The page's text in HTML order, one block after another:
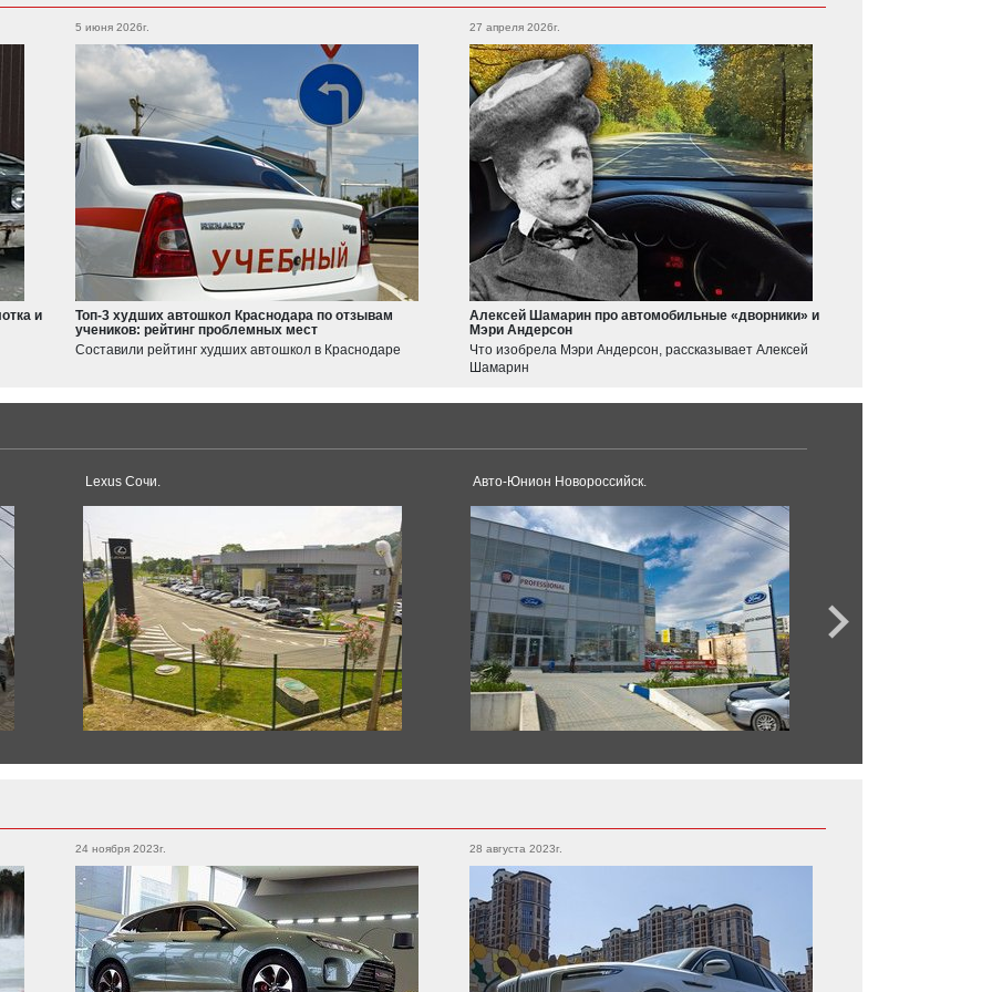
XV
Outback
Forester
WRX
BRZ
Suzuki
Jimny
Swift
Model 3
Model S
Toyota
Supra
Land Cruiser
Corolla
Alphard
Hilux
Hilux
Camry
RAV4
4runner
Crown
Tacoma
Prius
Highlander
Geely
Emgrand
Atlas
Haval
Duster
Sandero
Logan
Pagani
Rolls-Royce
Cullinan
Spectre
Wraith
Dawn
и
5 июня 2026г.
Топ-3 худших автошкол Краснодара по отзывам
учеников: рейтинг проблемных мест
Составили рейтинг худших автошкол в Краснодаре
27 апреля 2026г.
Алексей Шамарин про автомобильные «дворники» и
Мэри Андерсон
Что изобрела Мэри Андерсон, рассказывает Алексей
Шамарин
Lexus Сочи. Авто-Юнион Новороссийск.
24 ноября 2023г. 28 августа 2023г.